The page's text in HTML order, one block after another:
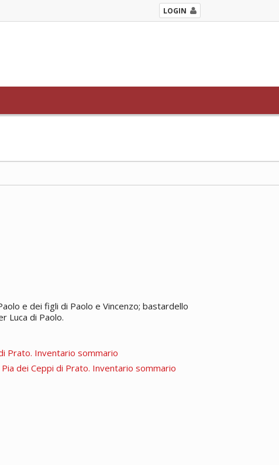
LOGIN
e dei figli di Paolo e Vincenzo; bastardello
Luca di Paolo.
Prato. Inventario sommario
dei Ceppi di Prato. Inventario sommario